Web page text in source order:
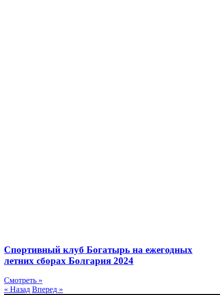
Спортивный клуб Богатырь на ежегодных
летних сборах Болгария 2024
Смотреть »
« Назад Вперед »